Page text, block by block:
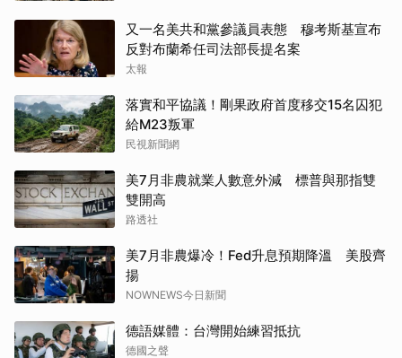
又一名美共和黨參議員表態 穆考斯基宣布
反對布蘭希任司法部長提名案
太報
落實和平協議！剛果政府首度移交15名囚犯
給M23叛軍
民視新聞網
美7月非農就業人數意外減 標普與那指雙
雙開高
路透社
美7月非農爆冷！Fed升息預期降溫 美股齊
揚
NOWNEWS今日新聞
德語媒體：台灣開始練習抵抗
德國之聲